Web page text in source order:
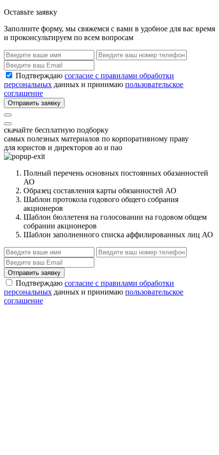
Оставьте заявку
Заполните форму, мы свяжемся с вами в удобное для вас время
и проконсультируем по всем вопросам
Подтверждаю согласие с правилами обработки
персональных данных и принимаю пользовательское
соглашение
Отправить заявку
скачайте бесплатную подборку
самых полезных материалов по корпоративному праву
для юристов и директоров ао и пао
Полный перечень основных постоянных обазанностей
АО
Образец составления карты обязанностей АО
Шаблон протокола годового общего собрания
акционеров
Шаблон бюллетеня на голосовании на годовом общем
собрании акционеров
Шаблон заполненного списка аффилированных лиц АО
Отправить заявку
Подтверждаю согласие с правилами обработки
персональных данных и принимаю пользовательское
соглашение